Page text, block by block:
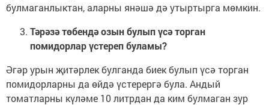
булмаганлыктан, аларны янәшә дә утыртырга мөмкин.
Тәрәзә төбендә озын булып үсә торган
помидорлар үстереп буламы?
Әгәр урын җитәрлек булганда биек булып үсә торган
помидорларны да өйдә үстерергә була. Андый
томатларны күләме 10 литрдан да ким булмаган зур